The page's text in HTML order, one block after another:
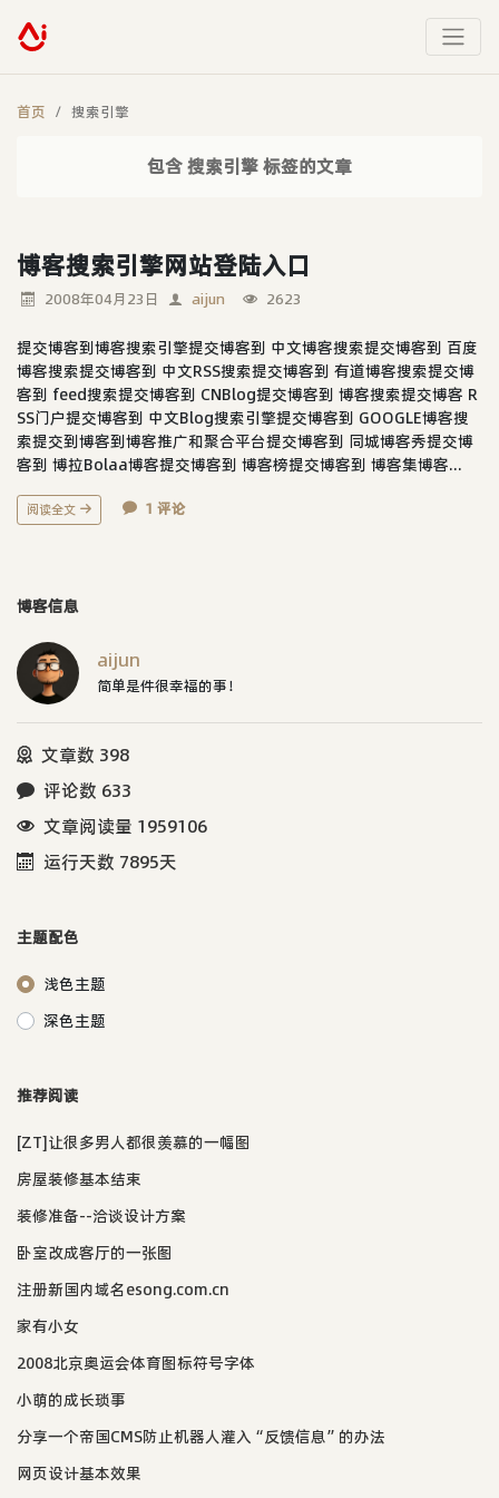
首页 搜索引擎
包含 搜索引擎 标签的文章
博客搜索引擎网站登陆入口
2008年04月23日 aijun 2623
提交博客到博客搜索引擎提交博客到 中文博客搜索提交博客到 百度
博客搜索提交博客到 中文RSS搜索提交博客到 有道博客搜索提交博
客到 feed搜索提交博客到 CNBlog提交博客到 博客搜索提交博客 R
SS门户提交博客到 中文Blog搜索引擎提交博客到 GOOGLE博客搜
索提交到博客到博客推广和聚合平台提交博客到 同城博客秀提交博
客到 博拉Bolaa博客提交博客到 博客榜提交博客到 博客集博客...
阅读全文 1 评论
博客信息
aijun
简单是件很幸福的事！
文章数 398
评论数 633
文章阅读量 1959106
运行天数 7895天
主题配色
浅色主题
深色主题
推荐阅读
[ZT]让很多男人都很羡慕的一幅图
房屋装修基本结束
装修准备--洽谈设计方案
卧室改成客厅的一张图
注册新国内域名esong.com.cn
家有小女
2008北京奥运会体育图标符号字体
小萌的成长琐事
分享一个帝国CMS防止机器人灌入“反馈信息”的办法
网页设计基本效果